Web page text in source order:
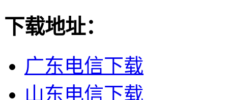
下载地址：
广东电信下载
山东电信下载